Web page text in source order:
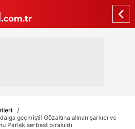
geçmişti! Gözaltına alınan şarkıcı ve
Parlak serbest bırakıldı